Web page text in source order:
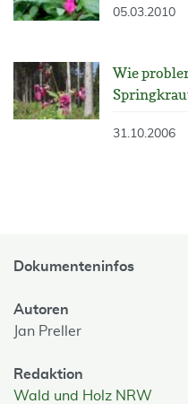
05.03.2010
Wie
31.10.2006
Dokumenteninfos
Autoren
Jan Preller
Redaktion
Wald und Holz NRW